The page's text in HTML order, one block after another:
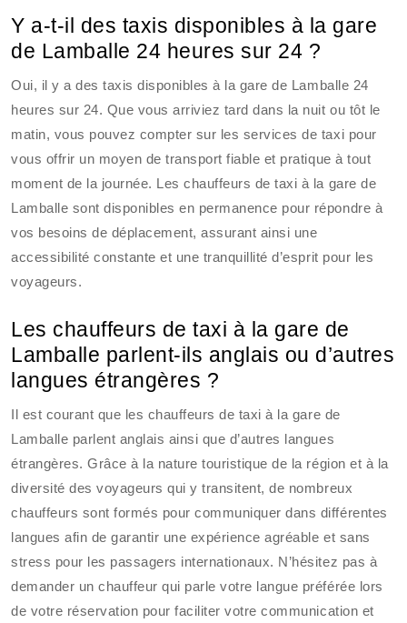
Y a-t-il des taxis disponibles à la gare
de Lamballe 24 heures sur 24 ?
Oui, il y a des taxis disponibles à la gare de Lamballe 24
heures sur 24. Que vous arriviez tard dans la nuit ou tôt le
matin, vous pouvez compter sur les services de taxi pour
vous offrir un moyen de transport fiable et pratique à tout
moment de la journée. Les chauffeurs de taxi à la gare de
Lamballe sont disponibles en permanence pour répondre à
vos besoins de déplacement, assurant ainsi une
accessibilité constante et une tranquillité d’esprit pour les
voyageurs.
Les chauffeurs de taxi à la gare de
Lamballe parlent-ils anglais ou d’autres
langues étrangères ?
Il est courant que les chauffeurs de taxi à la gare de
Lamballe parlent anglais ainsi que d’autres langues
étrangères. Grâce à la nature touristique de la région et à la
diversité des voyageurs qui y transitent, de nombreux
chauffeurs sont formés pour communiquer dans différentes
langues afin de garantir une expérience agréable et sans
stress pour les passagers internationaux. N’hésitez pas à
demander un chauffeur qui parle votre langue préférée lors
de votre réservation pour faciliter votre communication et